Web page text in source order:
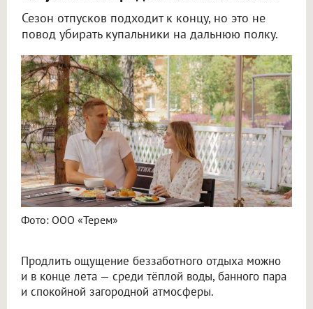
Сезон отпусков подходит к концу, но это не
повод убирать купальники на дальнюю полку.
Фото: ООО «Терем»
Продлить ощущение беззаботного отдыха можно
и в конце лета — среди тёплой воды, банного пара
и спокойной загородной атмосферы.